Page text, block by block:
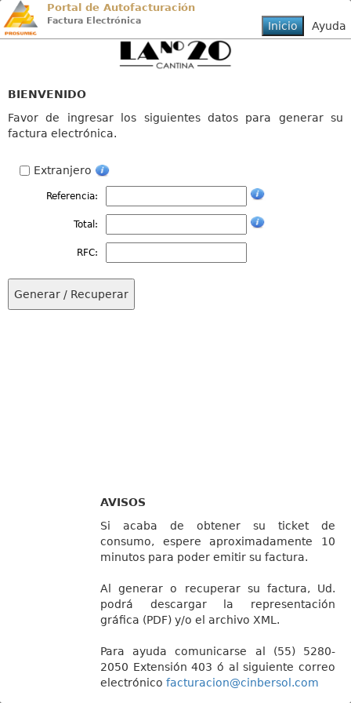
Portal de Autofacturación
Factura Electrónica
BIENVENIDO
Favor de ingresar los siguientes datos para generar su
factura electrónica.
Extranjero
Referencia:
Total:
RFC:
AVISOS
Si acaba de obtener su ticket de
consumo, espere aproximadamente 10
minutos para poder emitir su factura.
Al generar o recuperar su factura, Ud.
podrá descargar la representación
gráfica (PDF) y/o el archivo XML.
Para ayuda comunicarse al (55) 5280-
2050 Extensión 403 ó al siguiente correo
electrónico facturacion@cinbersol.com